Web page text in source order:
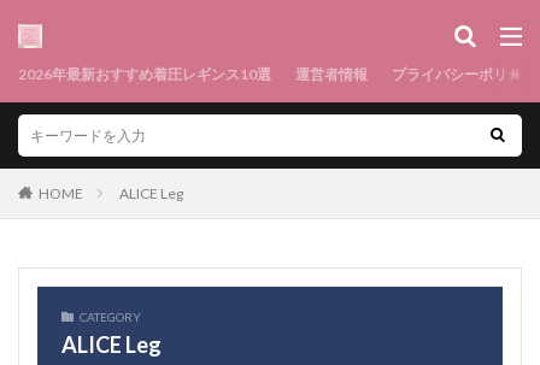
2026年最新おすすめ着圧レギンス10選 運営者情報 プライバシーポリシー
HOME ALICE Leg
CATEGORY
ALICE Leg